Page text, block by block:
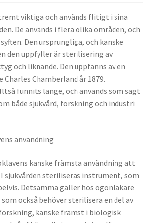
till det nya köket
bäst?
viktiga och används flitigt i sina
De används i flera olika områden, och
Den ursprungliga, och kanske
den uppfyller är sterilisering av
och liknande. Den uppfanns av en
Chamberland år 1879.
funnits länge, och används som sagt
både sjukvård, forskning och industri
användning
kanske främsta användning att
sjukvården steriliseras instrument, som
Detsamma gäller hos ögonläkare
också behöver sterilisera en del av
kanske främst i biologisk